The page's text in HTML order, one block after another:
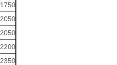
1750
2050
2050
2200
2350